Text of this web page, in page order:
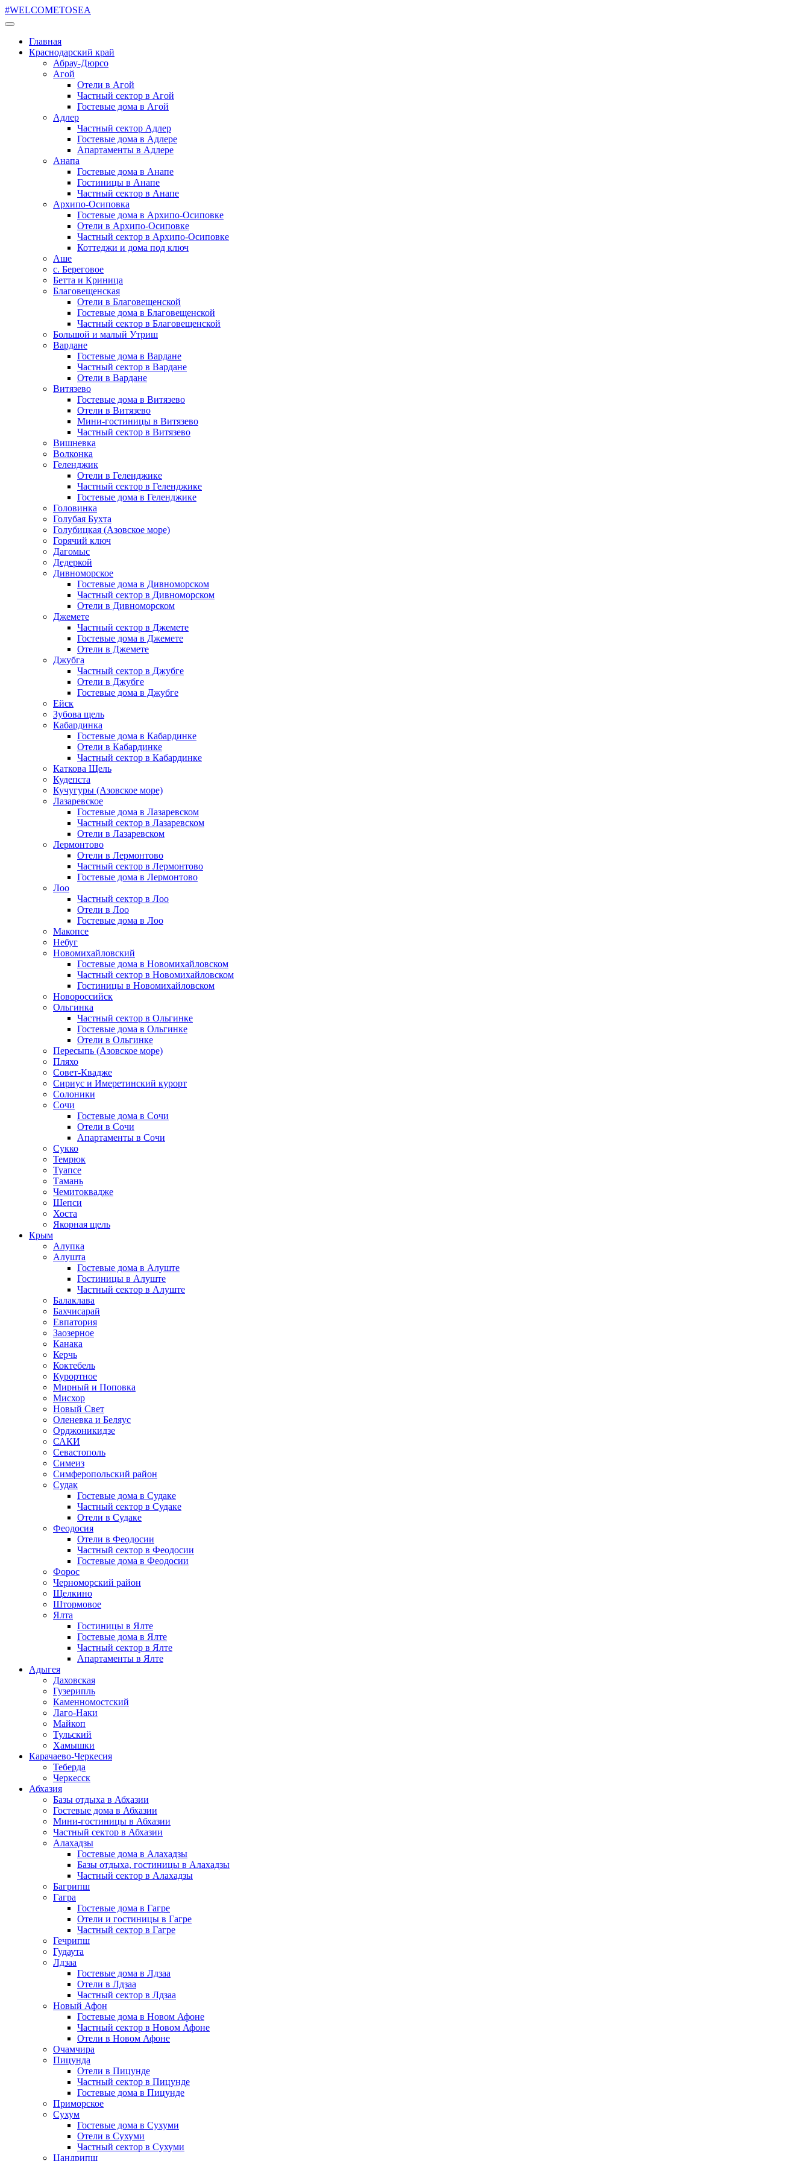
#WELCOMETOSEA
Главная
Краснодарский край
Абрау-Дюрсо
Агой
Отели в Агой
Частный сектор в Агой
Гостевые дома в Агой
Адлер
Частный сектор Адлер
Гостевые дома в Адлере
Апартаменты в Адлере
Анапа
Гостевые дома в Анапе
Гостиницы в Анапе
Частный сектор в Анапе
Архипо-Осиповка
Гостевые дома в Архипо-Осиповке
Отели в Архипо-Осиповке
Частный сектор в Архипо-Осиповке
Коттеджи и дома под ключ
Аше
с. Береговое
Бетта и Криница
Благовещенская
Отели в Благовещенской
Гостевые дома в Благовещенской
Частный сектор в Благовещенской
Большой и малый Утриш
Вардане
Гостевые дома в Вардане
Частный сектор в Вардане
Отели в Вардане
Витязево
Гостевые дома в Витязево
Отели в Витязево
Мини-гостиницы в Витязево
Частный сектор в Витязево
Вишневка
Волконка
Геленджик
Отели в Геленджике
Частный сектор в Геленджике
Гостевые дома в Геленджике
Головинка
Голубая Бухта
Голубицкая (Азовское море)
Горячий ключ
Дагомыс
Дедеркой
Дивноморское
Гостевые дома в Дивноморском
Частный сектор в Дивноморском
Отели в Дивноморском
Джемете
Частный сектор в Джемете
Гостевые дома в Джемете
Отели в Джемете
Джубга
Частный сектор в Джубге
Отели в Джубге
Гостевые дома в Джубге
Ейск
Зубова щель
Кабардинка
Гостевые дома в Кабардинке
Отели в Кабардинке
Частный сектор в Кабардинке
Каткова Щель
Кудепста
Кучугуры (Азовское море)
Лазаревское
Гостевые дома в Лазаревском
Частный сектор в Лазаревском
Отели в Лазаревском
Лермонтово
Отели в Лермонтово
Частный сектор в Лермонтово
Гостевые дома в Лермонтово
Лоо
Частный сектор в Лоо
Отели в Лоо
Гостевые дома в Лоо
Макопсе
Небуг
Новомихайловский
Гостевые дома в Новомихайловском
Частный сектор в Новомихайловском
Гостиницы в Новомихайловском
Новороссийск
Ольгинка
Частный сектор в Ольгинке
Гостевые дома в Ольгинке
Отели в Ольгинке
Пересыпь (Азовское море)
Пляхо
Совет-Квадже
Сириус и Имеретинский курорт
Солоники
Сочи
Гостевые дома в Сочи
Отели в Сочи
Апартаменты в Сочи
Сукко
Темрюк
Туапсе
Тамань
Чемитоквадже
Шепси
Хоста
Якорная щель
Крым
Алупка
Алушта
Гостевые дома в Алуште
Гостиницы в Алуште
Частный сектор в Алуште
Балаклава
Бахчисарай
Евпатория
Заозерное
Канака
Керчь
Коктебель
Курортное
Мирный и Поповка
Мисхор
Новый Свет
Оленевка и Беляус
Орджоникидзе
САКИ
Севастополь
Симеиз
Симферопольский район
Судак
Гостевые дома в Судаке
Частный сектор в Судаке
Отели в Судаке
Феодосия
Отели в Феодосии
Частный сектор в Феодосии
Гостевые дома в Феодосии
Форос
Черноморский район
Щелкино
Штормовое
Ялта
Гостиницы в Ялте
Гостевые дома в Ялте
Частный сектор в Ялте
Апартаменты в Ялте
Адыгея
Даховская
Гузерипль
Каменномостский
Лаго-Наки
Майкоп
Тульский
Хамышки
Карачаево-Черкесия
Теберда
Черкесск
Абхазия
Базы отдыха в Абхазии
Гостевые дома в Абхазии
Мини-гостиницы в Абхазии
Частный сектор в Абхазии
Алахадзы
Гостевые дома в Алахадзы
Базы отдыха, гостиницы в Алахадзы
Частный сектор в Алахадзы
Багрипш
Гагра
Гостевые дома в Гагре
Отели и гостиницы в Гагре
Частный сектор в Гагре
Гечрипш
Гудаута
Лдзаа
Гостевые дома в Лдзаа
Отели в Лдзаа
Частный сектор в Лдзаа
Новый Афон
Гостевые дома в Новом Афоне
Частный сектор в Новом Афоне
Отели в Новом Афоне
Очамчира
Пицунда
Отели в Пицунде
Частный сектор в Пицунде
Гостевые дома в Пицунде
Приморское
Сухум
Гостевые дома в Сухуми
Отели в Сухуми
Частный сектор в Сухуми
Цандрипш